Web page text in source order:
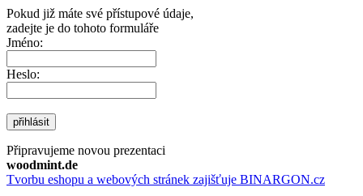
Pokud již máte své přístupové údaje,
zadejte je do tohoto formuláře
Jméno:
Heslo:
přihlásit
Připravujeme novou prezentaci
woodmint.de
Tvorbu eshopu a webových stránek zajišťuje BINARGON.cz